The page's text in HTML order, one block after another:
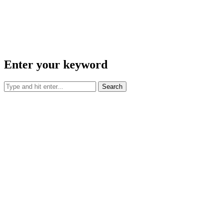
Enter your keyword
Search